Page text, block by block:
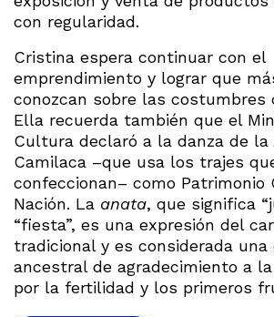
con regularidad.
Cristina espera continuar con el
emprendimiento y lograr que
conozcan sobre las costumbres
Ella recuerda también que el
Cultura declaró a la danza de la
Camilaca –que usa los trajes
confeccionan– como
Nación. La anata, que significa
“fiesta”, es una expresión del
tradicional y es considerada una
ancestral de agradecimiento a
por la fertilidad y los primeros